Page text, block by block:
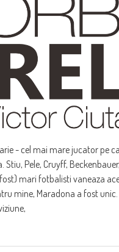
- cel mai mare jucator pe
Pele, Cruyff,
mari fotbalisti vaneaza
mine, Maradona a fost